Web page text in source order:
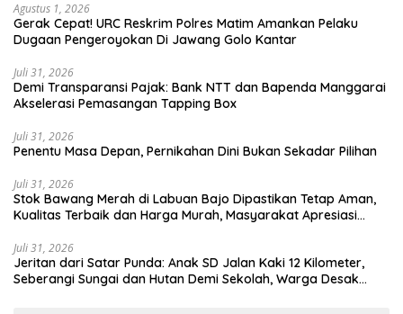
Agustus 1, 2026
Gerak Cepat! URC Reskrim Polres Matim Amankan Pelaku
Dugaan Pengeroyokan Di Jawang Golo Kantar
Juli 31, 2026
​Demi Transparansi Pajak: Bank NTT dan Bapenda Manggarai
Akselerasi Pemasangan Tapping Box
Juli 31, 2026
Penentu Masa Depan, Pernikahan Dini Bukan Sekadar Pilihan
Juli 31, 2026
Stok Bawang Merah di Labuan Bajo Dipastikan Tetap Aman,
Kualitas Terbaik dan Harga Murah, Masyarakat Apresiasi
Juli 31, 2026
Jeritan dari Satar Punda: Anak SD Jalan Kaki 12 Kilometer,
Seberangi Sungai dan Hutan Demi Sekolah, Warga Desak